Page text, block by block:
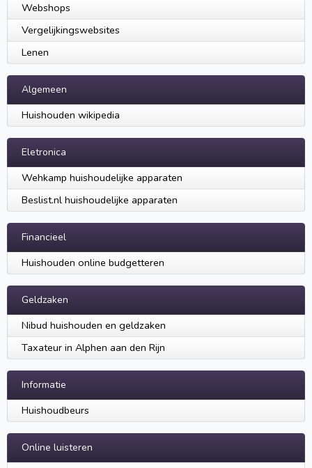
Webshops
Vergelijkingswebsites
Lenen
Algemeen
Huishouden wikipedia
Eletronica
Wehkamp huishoudelijke apparaten
Beslist.nl huishoudelijke apparaten
Financieel
Huishouden online budgetteren
Geldzaken
Nibud huishouden en geldzaken
Taxateur in Alphen aan den Rijn
Informatie
Huishoudbeurs
Online luisteren